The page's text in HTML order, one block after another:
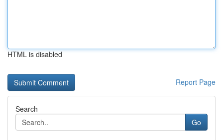
HTML is disabled
Report Page
Search
Go